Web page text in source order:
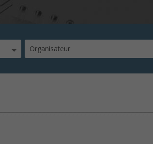
Organisateur